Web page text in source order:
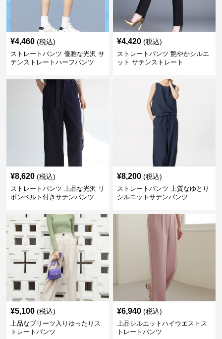
¥4,460 (税込)
ストレートパンツ 優雅な光沢 サ
テンストレートハーフパンツ
¥4,420 (税込)
ストレートパンツ 艶やかシルエ
ット サテンストレート
¥8,620 (税込)
ストレートパンツ 上品な光沢 リ
ボンベルト付きサテンパンツ
¥8,200 (税込)
ストレートパンツ 上質なゆとり
シルエットサテンパンツ
¥5,100 (税込)
上品なプリーツ入りゆったりス
トレートパンツ
¥6,940 (税込)
上品シルエットハイウエストス
トレートパンツ